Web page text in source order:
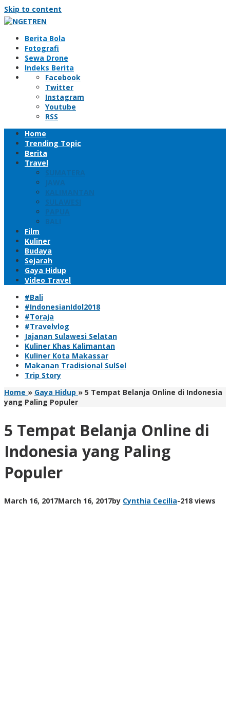
Skip to content
Berita Bola
Fotografi
Sewa Drone
Indeks Berita
Facebook
Twitter
Instagram
Youtube
RSS
Home
Trending Topic
Berita
Travel
SUMATERA
JAWA
KALIMANTAN
SULAWESI
PAPUA
BALI
Film
Kuliner
Budaya
Sejarah
Gaya Hidup
Video Travel
#Bali
#IndonesianIdol2018
#Toraja
#Travelvlog
Jajanan Sulawesi Selatan
Kuliner Khas Kalimantan
Kuliner Kota Makassar
Makanan Tradisional SulSel
Trip Story
Home » Gaya Hidup » 5 Tempat Belanja Online di Indonesia
yang Paling Populer
5 Tempat Belanja Online di
Indonesia yang Paling
Populer
March 16, 2017March 16, 2017by Cynthia Cecilia-218 views